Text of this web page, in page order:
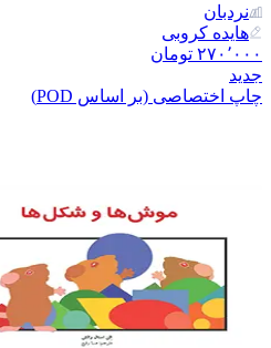
نردبان
هایده کروبی
۲۷۰٬۰۰۰ تومان
جدید
چاپ اختصاصی (بر اساس POD)